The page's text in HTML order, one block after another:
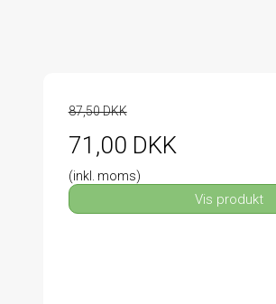
87,50 DKK
71,00 DKK
(inkl. moms)
Vis produkt